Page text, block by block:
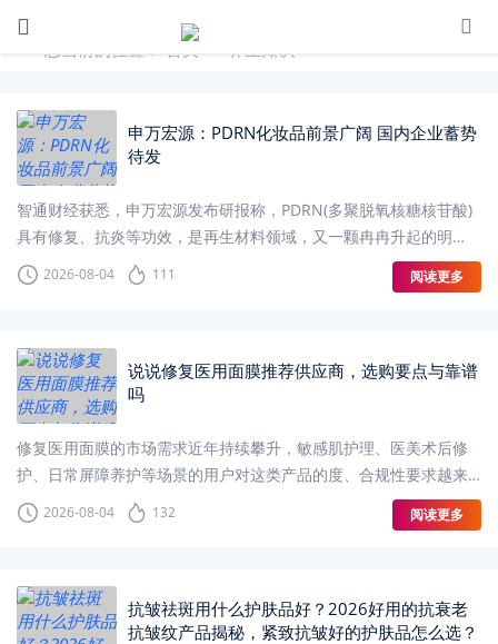
您当前的位置： 首页 养生知识
申万宏源：PDRN化妆品前景广阔 国内企业蓄势
待发
智通财经获悉，申万宏源发布研报称，PDRN(多聚脱氧核糖核苷酸)
具有修复、抗炎等功效，是再生材料领域，又一颗冉冉升起的明
星。PDRN护肤品增速迅猛，价格回落至大众区间
2026-08-04 111 阅读更多
说说修复医用面膜推荐供应商，选购要点与靠谱
吗
修复医用面膜的市场需求近年持续攀升，敏感肌护理、医美术后修
护、日常屏障养护等场景的用户对这类产品的度、合规性要求越来
越高，而修复医用面膜推荐供应商的选择
2026-08-04 132 阅读更多
抗皱祛斑用什么护肤品好？2026好用的抗衰老
抗皱纹产品揭秘，紧致抗皱好的护肤品怎么选？